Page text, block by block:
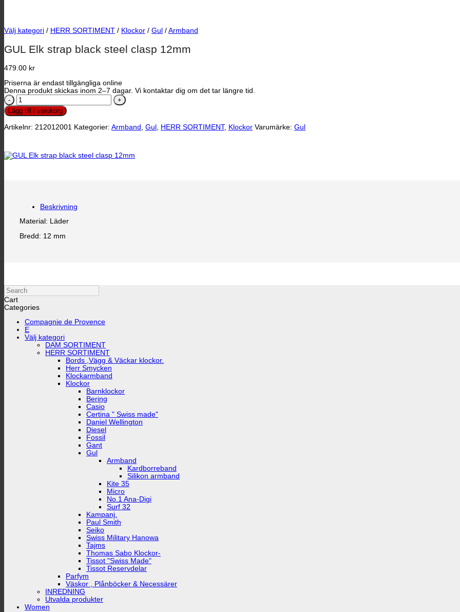
Välj kategori / HERR SORTIMENT / Klockor / Gul / Armband
GUL Elk strap black steel clasp 12mm
479.00 kr
Priserna är endast tillgängliga online
Denna produkt skickas inom 2–7 dagar. Vi kontaktar dig om det tar längre tid.
GUL
Elk
strap
steel
mängd
Lägg till i varukorg
Artikelnr: 212012001 Kategorier: Armband Gul HERR SORTIMENT, Klockor Varumärke: Gul
Beskrivning
Material: Läder
Bredd: 12 mm
Search
Cart
Categories
Compagnie de Provence
E
Välj kategori
DAM SORTIMENT
HERR SORTIMENT
Bords ,Vägg & Väckar klockor.
Herr Smycken
Klockarmband
Klockor
Barnklockor
Bering
Casio
Certina " Swiss made"
Daniel Wellington
Diesel
Fossil
Gant
Gul
Armband
Kardborreband
Silikon armband
Kite 35
Micro
No.1 Ana-Digi
Surf 32
Kampanj.
Paul Smith
Seiko
Swiss Military Hanowa
Tajms
Thomas Sabo Klockor-
Tissot "Swiss Made"
Tissot Reservdelar
Parfym
Väskor , Plånböcker & Necessärer
INREDNING
Utvalda produkter
Women